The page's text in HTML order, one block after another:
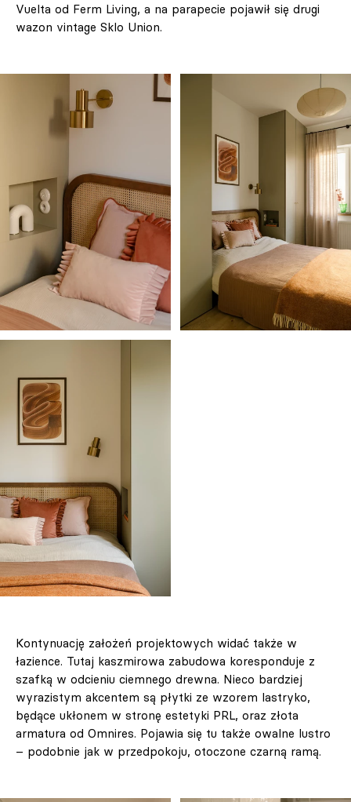
Vuelta od Ferm Living, a na parapecie pojawił się drugi
wazon vintage Sklo Union.
Kontynuację założeń projektowych widać także w
łazience. Tutaj kaszmirowa zabudowa koresponduje z
szafką w odcieniu ciemnego drewna. Nieco bardziej
wyrazistym akcentem są płytki ze wzorem lastryko,
będące ukłonem w stronę estetyki PRL, oraz złota
armatura od Omnires. Pojawia się tu także owalne lustro
– podobnie jak w przedpokoju, otoczone czarną ramą.